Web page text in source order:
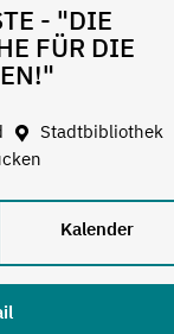
- "DIE
FÜR DIE
Stadtbibliothek
Kalender